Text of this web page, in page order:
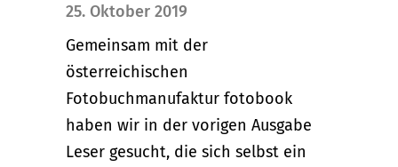
25. Oktober 2019
Gemeinsam mit der
österreichischen
Fotobuchmanufaktur fotobook
haben wir in der vorigen Ausgabe
Leser gesucht, die sich selbst ein